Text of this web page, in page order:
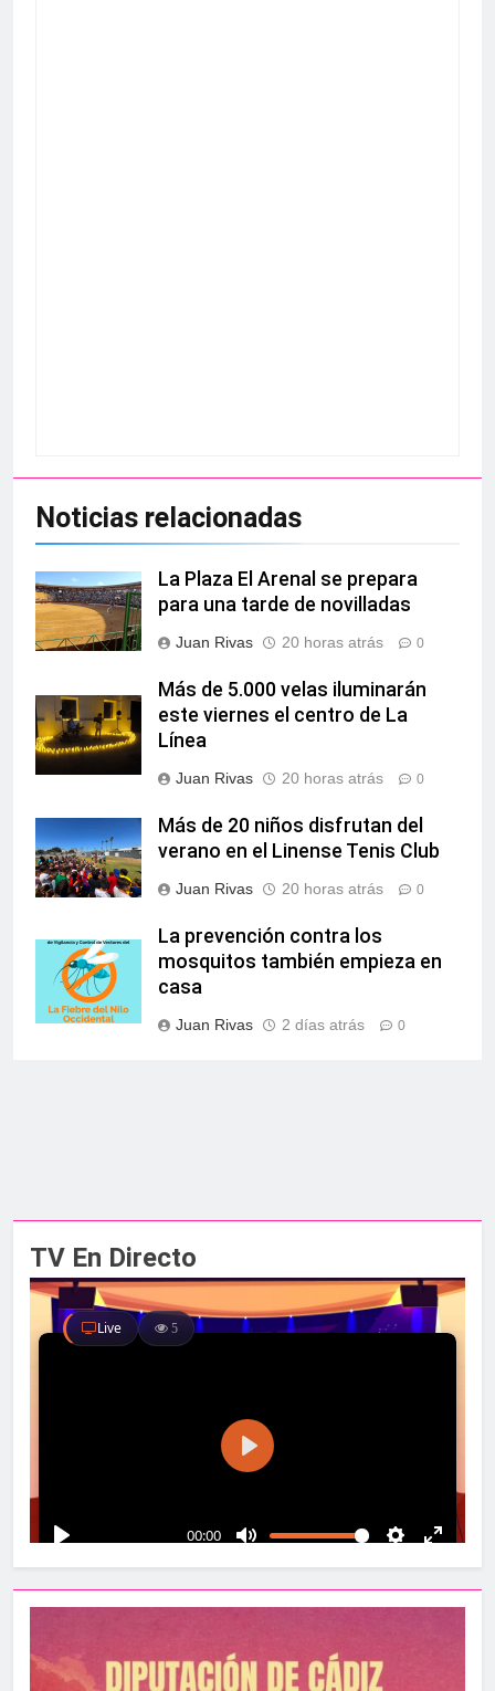
TV En Directo
Noticias relacionadas
La Plaza El Arenal se prepara
para una tarde de novilladas
Juan Rivas 20 horas atrás 0
Más de 5.000 velas iluminarán
este viernes el centro de La
Línea
Juan Rivas 20 horas atrás 0
Más de 20 niños disfrutan del
verano en el Linense Tenis Club
Juan Rivas 20 horas atrás 0
La prevención contra los
mosquitos también empieza en
casa
Juan Rivas 2 días atrás 0